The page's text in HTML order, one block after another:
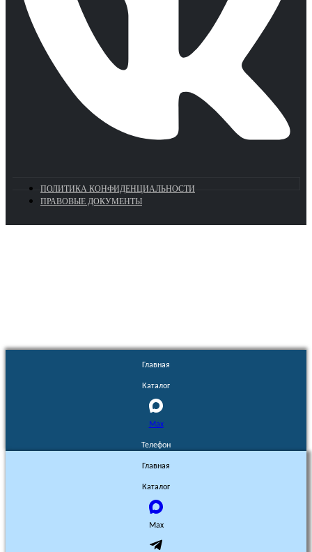
ПОЛИТИКА КОНФИДЕНЦИАЛЬНОСТИ
ПРАВОВЫЕ ДОКУМЕНТЫ
Главная
Каталог
Max
Телефон
Главная
Каталог
Max